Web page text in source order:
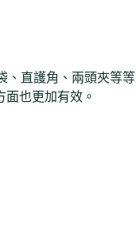
、直護角、兩頭夾等
也更加有效。